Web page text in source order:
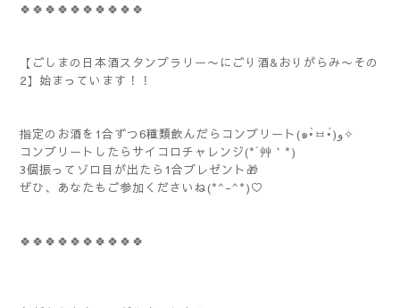
🍀🍀🍀🍀🍀🍀🍀🍀🍀🍀
【ごしまの日本酒スタンプラリー〜にごり酒&おりがらみ〜その
2】始まっています！！
指定のお酒を1合ずつ6種類飲んだらコンプリート(๑•̀ㅂ•́)و✧
コンプリートしたらサイコロチャレンジ(*´艸｀*)
3個振ってゾロ目が出たら1合プレゼント🎁
ぜひ、あなたもご参加くださいね(*^-^*)♡
🍀🍀🍀🍀🍀🍀🍀🍀🍀🍀